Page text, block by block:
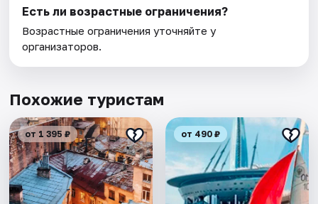
Есть ли возрастные ограничения?
Возрастные ограничения уточняйте у
организаторов.
Похожие туристам
от 1 395 ₽ от 490 ₽